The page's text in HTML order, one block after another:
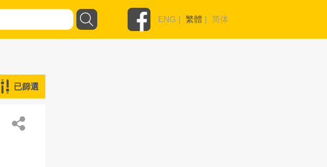
ENG | 繁體 | 简体
已篩選